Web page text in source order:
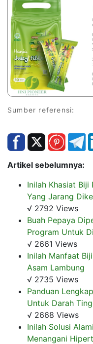
Sumber referensi:
Artikel sebelumnya:
Inilah Khasiat
Yang Jarang
√ 2792 Views
Buah Pepaya
Program Untuk
√ 2661 Views
Inilah Manfaat
Asam Lambung
√ 2735 Views
Panduan
Untuk Darah
√ 2668 Views
Inilah Solusi
Menangani